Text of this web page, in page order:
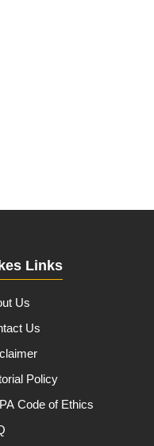
Links
Us
Us
Policy
Code of Ethics